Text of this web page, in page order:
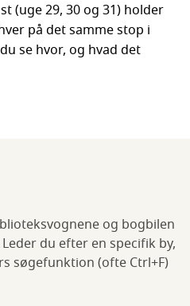
(uge 29, 30 og 31) holder
på det samme stop i
se hvor, og hvad det
og bogbilen
du efter en specifik by,
søgefunktion (ofte Ctrl+F)